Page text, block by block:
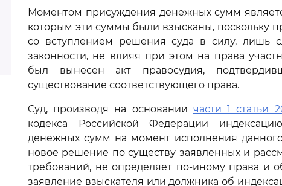
Моментом присуждения денежных сумм
которым эти суммы были взысканы, поскольку
со вступлением решения суда в силу, лишь
законности, не влияя при этом на права
был вынесен акт правосудия,
существование соответствующего права.
Суд, производя на основании части 1 статьи
кодекса Российской Федерации
денежных сумм на момент исполнения
новое решение по существу заявленных и
требований, не определяет по-иному права и
заявление взыскателя или должника об